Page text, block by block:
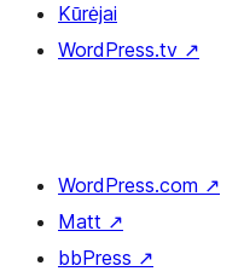
Kūrėjai
WordPress.tv ↗
WordPress.com ↗
Matt ↗
bbPress ↗